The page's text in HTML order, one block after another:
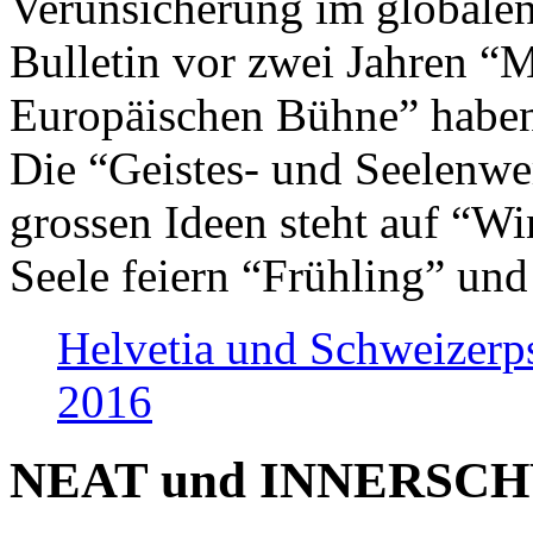
Bulletin vor zwei Jahren
Europäischen Bühne”
Die “Geistes- und
grossen Ideen steht auf
Seele feiern “Frühling”
Helvetia und
2016
NEAT und